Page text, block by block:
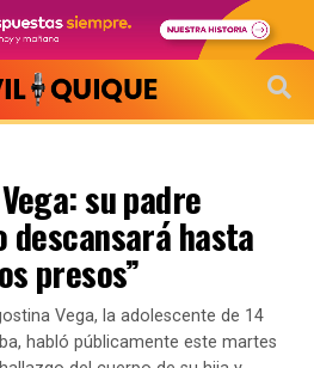
su padre
descansará hasta
presos”
Vega, la adolescente de 14
habló públicamente este martes